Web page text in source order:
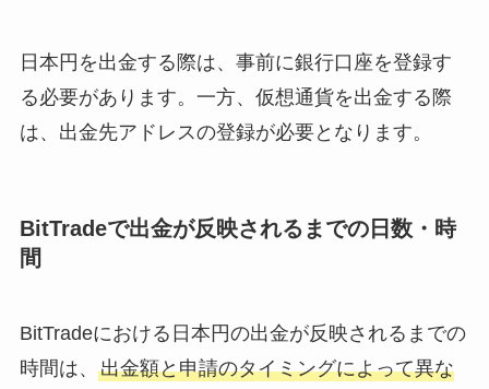
日本円を出金する際は、事前に銀行口座を登録す
る必要があります。一方、仮想通貨を出金する際
は、出金先アドレスの登録が必要となります。
BitTradeで出金が反映されるまでの日数・時
間
BitTradeにおける日本円の出金が反映されるまでの
時間は、 出金額と申請のタイミングによって異な